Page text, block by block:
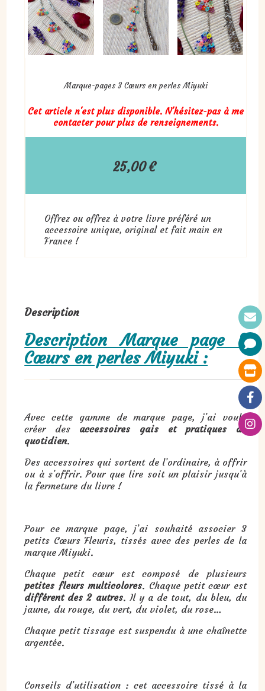
Marque-pages 3 Cœurs en perles Miyuki
25,00€
Cet article n'est plus disponible. N'hésitez-pas à me
contacter pour plus de renseignements.
Offrez ou offrez à votre livre préféré un
accessoire unique, original et fait main en
France !
Description
Description Marque page 3
Cœurs en perles Miyuki :
Avec cette gamme de marque page, j’ai voulu
créer des accessoires gais et pratiques au
quotidien.
Des accessoires qui sortent de l’ordinaire, à offrir
ou à s’offrir. Pour que lire soit un plaisir jusqu’à
la fermeture du livre !
Pour ce marque page, j’ai souhaité associer 3
petits Cœurs Fleuris, tissés avec des perles de la
marque Miyuki.
Chaque petit cœur est composé de plusieurs
petites fleurs multicolores. Chaque petit cœur est
différent des 2 autres. Il y a de tout, du bleu, du
jaune, du rouge, du vert, du violet, du rose…
Chaque petit tissage est suspendu à une chaînette
argentée.
Conseils d’utilisation : cet accessoire tissé à la